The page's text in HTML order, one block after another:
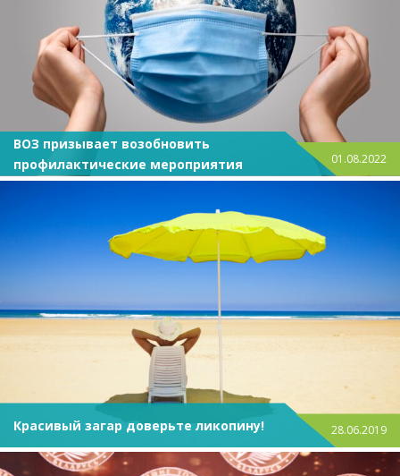
ВОЗ призывает возобновить
профилактические мероприятия
01.08.2022
Красивый загар доверьте ликопину! 28.06.2019